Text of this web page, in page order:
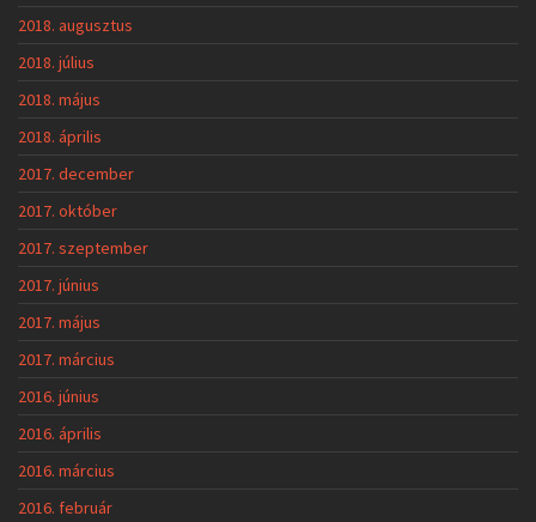
2018. augusztus
2018. július
2018. május
2018. április
2017. december
2017. október
2017. szeptember
2017. június
2017. május
2017. március
2016. június
2016. április
2016. március
2016. február